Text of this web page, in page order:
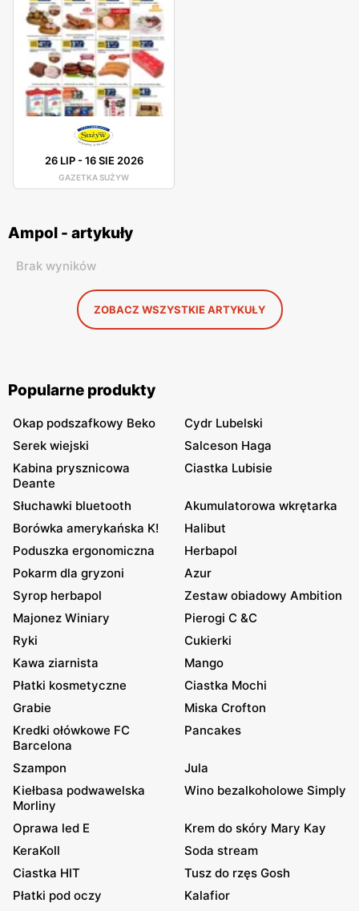
26 LIP-16 SIE 2026
GAZETKA SUŻYW
Ampol - artykuły
Brak wyników
ZOBACZ WSZYSTKIE ARTYKUŁY
Popularne produkty
Okap podszafkowy Beko
Cydr Lubelski
Serek wiejski
Salceson Haga
Kabina prysznicowa
Deante
Ciastka Lubisie
Słuchawki bluetooth
Akumulatorowa wkrętarka
Borówka amerykańska K!
Halibut
Poduszka ergonomiczna
Herbapol
Pokarm dla gryzoni
Azur
Syrop herbapol
Zestaw obiadowy Ambition
Majonez Winiary
Pierogi C &C
Ryki
Cukierki
Kawa ziarnista
Mango
Płatki kosmetyczne
Ciastka Mochi
Grabie
Miska Crofton
Kredki ołówkowe FC
Barcelona
Pancakes
Szampon
Jula
Kiełbasa podwawelska
Morliny
Wino bezalkoholowe Simply
Oprawa led E
Krem do skóry Mary Kay
KeraKoll
Soda stream
Ciastka HIT
Tusz do rzęs Gosh
Płatki pod oczy
Kalafior